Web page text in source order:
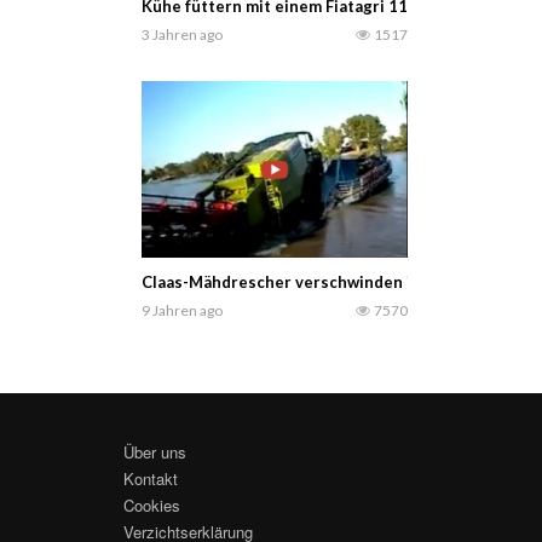
Kühe füttern mit einem Fiatagri 110-90 DT und
3 Jahren ago 1517
Claas-Mähdrescher verschwinden im Wasser
9 Jahren ago 7570
Über uns
Kontakt
Cookies
Verzichtserklärung